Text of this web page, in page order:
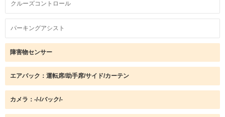
クルーズコントロール
パーキングアシスト
障害物センサー
エアバック：運転席/助手席/サイド/カーテン
カメラ：-/-/バック/-